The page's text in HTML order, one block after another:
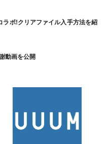
ラボ!クリアファイル入手方法を紹
動画を公開